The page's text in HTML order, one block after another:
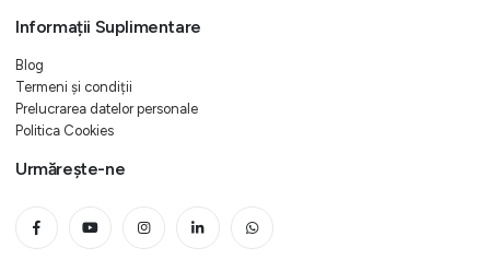
Informații Suplimentare
Blog
Termeni și condiții
Prelucrarea datelor personale
Politica Cookies
Urmărește-ne